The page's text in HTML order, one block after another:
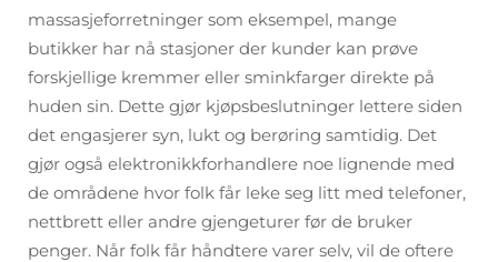
massasjeforretninger som eksempel, mange
butikker har nå stasjoner der kunder kan prøve
forskjellige kremmer eller sminkfarger direkte på
huden sin. Dette gjør kjøpsbeslutninger lettere siden
det engasjerer syn, lukt og berøring samtidig. Det
gjør også elektronikkforhandlere noe lignende med
de områdene hvor folk får leke seg litt med telefoner,
nettbrett eller andre gjengeturer før de bruker
penger. Når folk får håndtere varer selv, vil de oftere